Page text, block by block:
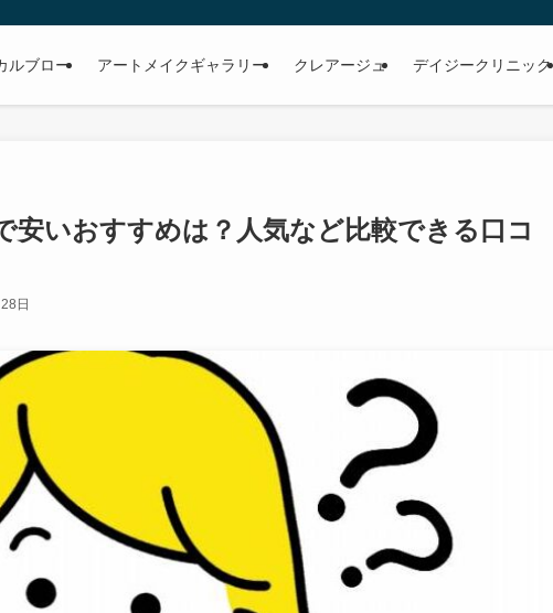
ルブロー アートメイクギャラリー クレアージュ デイジークリニック
安いおすすめは？人気など比較できる口コ
日